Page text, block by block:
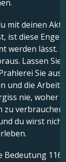
mit deinen
ist diese
werden lässt.
Lassen Sie
Sie aus
und die Arbeit
nie, woher
verbrauchen,
du wirst nichts
116